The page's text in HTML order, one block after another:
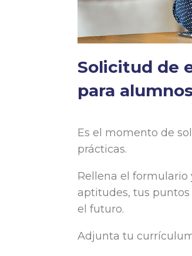
Solicitud de
para
Es el momento de
prácticas.
Rellena el
aptitudes, tus
el futuro.
Adjunta tu